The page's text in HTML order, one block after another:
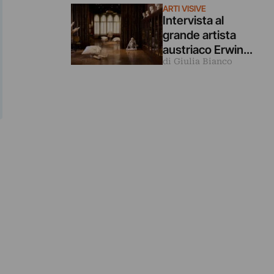
ARTI VISIVE
Intervista al
grande artista
austriaco Erwin
Wurm (che è in
di Giulia Bianco